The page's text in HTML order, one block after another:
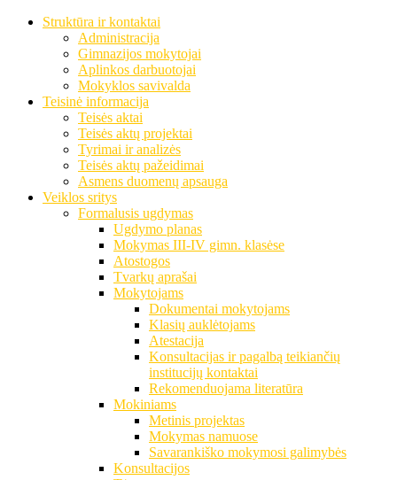
Struktūra ir kontaktai
Administracija
Gimnazijos mokytojai
Aplinkos darbuotojai
Mokyklos savivalda
Teisinė informacija
Teisės aktai
Teisės aktų projektai
Tyrimai ir analizės
Teisės aktų pažeidimai
Asmens duomenų apsauga
Veiklos sritys
Formalusis ugdymas
Ugdymo planas
Mokymas III-IV gimn. klasėse
Atostogos
Tvarkų aprašai
Mokytojams
Dokumentai mokytojams
Klasių auklėtojams
Atestacija
Konsultacijas ir pagalbą teikiančių
institucijų kontaktai
Rekomenduojama literatūra
Mokiniams
Metinis projektas
Mokymas namuose
Savarankiško mokymosi galimybės
Konsultacijos